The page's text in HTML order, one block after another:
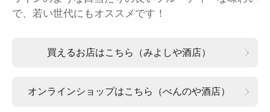
で、若い世代にもオススメです！
買えるお店はこちら（みよしや酒店）
オンラインショップはこちら（べんのや酒店）